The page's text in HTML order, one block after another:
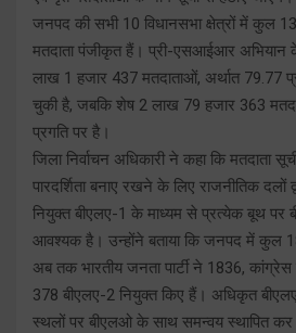
जनपद की सभी 10 विधानसभा क्षेत्रों में कुल
मतदाता पंजीकृत हैं। प्री-एसआईआर अभियान
लाख 1 हजार 437 मतदाताओं, अर्थात 79.77
चुकी है, जबकि शेष 2 लाख 79 हजार 363
प्रगति पर है।
जिला निर्वाचन अधिकारी ने कहा कि मतदाता
पारदर्शिता बनाए रखने के लिए राजनीतिक दलों
नियुक्त बीएलए-1 के माध्यम से प्रत्येक बूथ पर
आवश्यक है। उन्होंने बताया कि जनपद में कुल
अब तक भारतीय जनता पार्टी ने 1836,
378 बीएलए-2 नियुक्त किए हैं। अधिकृत
स्थलों पर बीएलओ के साथ समन्वय स्थापित कर